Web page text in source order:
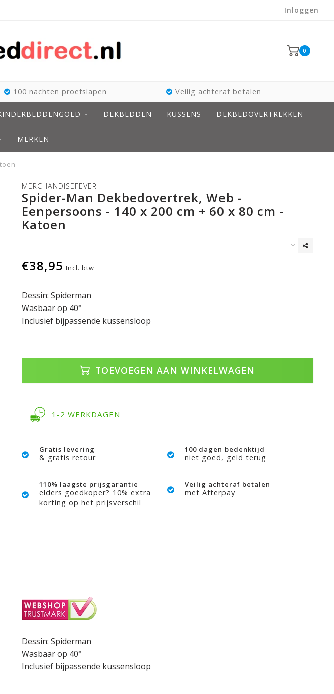
Inloggen
0
100 nachten proefslapen Veilig achteraf betalen
DEKBEDDEN KUSSENS DEKBEDOVERTREKKEN
MERKEN
MERCHANDISEFEVER
Spider-Man Dekbedovertrek, Web -
Eenpersoons - 140 x 200 cm + 60 x 80 cm -
Katoen
€38,95 Incl. btw
Dessin: Spiderman
Wasbaar op 40°
Inclusief bijpassende kussensloop
TOEVOEGEN AAN WINKELWAGEN
1-2 WERKDAGEN
Gratis levering
& gratis retour
100 dagen bedenktijd
niet goed, geld terug
110% laagste prijsgarantie
elders goedkoper? 10% extra
korting op het prijsverschil
Veilig achteraf betalen
met Afterpay
Dessin: Spiderman
Wasbaar op 40°
Inclusief bijpassende kussensloop